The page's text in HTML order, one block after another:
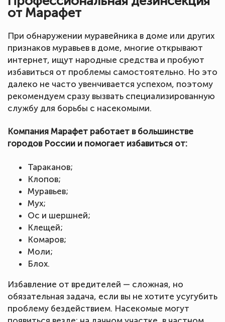
от Марафет
При обнаружении муравейника в доме или других
признаков муравьев в доме, многие открывают
интернет, ищут народные средства и пробуют
избавиться от проблемы самостоятельно. Но это
далеко не часто увенчивается успехом, поэтому
рекомендуем сразу вызвать специализированную
службу для борьбы с насекомыми.
Компания Марафет работает в большинстве
городов России и помогает избавиться от:
Тараканов;
Клопов;
Муравьев;
Мух;
Ос и шершней;
Клещей;
Комаров;
Моли;
Блох.
Избавление от вредителей — сложная, но
обязательная задача, если вы не хотите усугубить
проблему бездействием. Насекомые могут